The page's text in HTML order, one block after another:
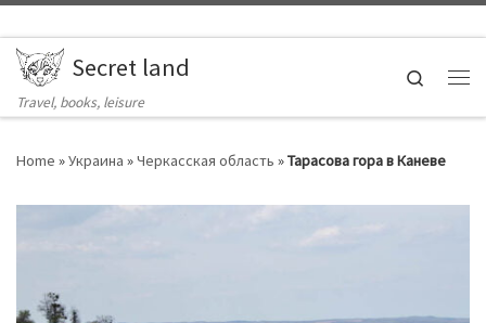
Secret land
Travel, books, leisure
Search
Home »Украина »Черкасская область »Тарасова гора в Каневе